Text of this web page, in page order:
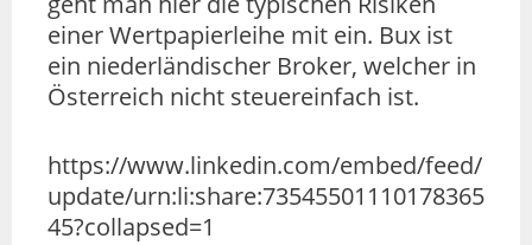
einer Wertpapierleihe mit ein. Bux ist
ein niederländischer Broker, welcher in
Österreich nicht steuereinfach ist.
https://www.linkedin.com/embed/feed/
update/urn:li:share:73545501110178365
45?collapsed=1